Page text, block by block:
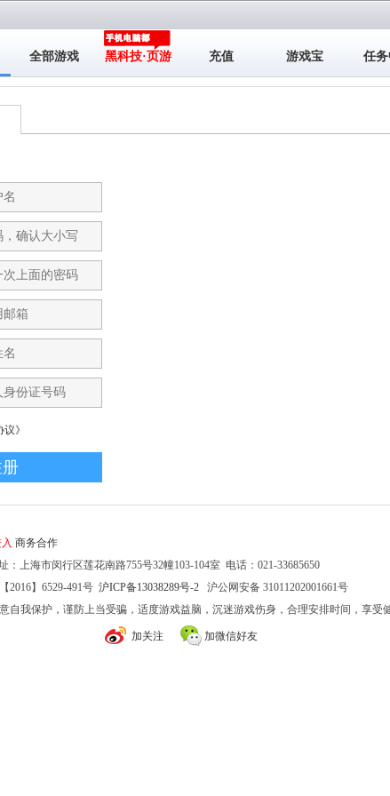
全部游戏 黑科技·页游 充值 游戏宝 任
》
商务合作
上海市闵行区莲花南路755号32幢103-104室 电话：021-33685650
2016】6529-491号 沪ICP备13038289号-2 沪公网安备 31011202001661号
自我保护，谨防上当受骗，适度游戏益脑，沉迷游戏伤身，合理安排时间，享受
加关注 加微信好友